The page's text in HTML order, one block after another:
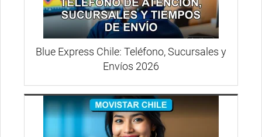
Blue Express Chile: Teléfono, Sucursales y
Envíos 2026